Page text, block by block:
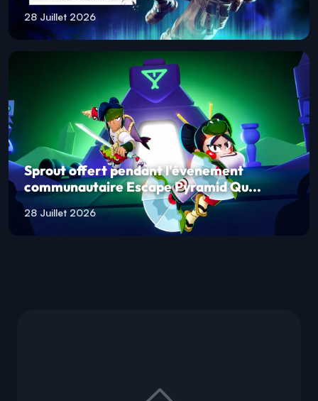
28 Juillet 2026
Sprout offert pendant l'évenement
communautaire Escape Pyramid Qu...
28 Juillet 2026